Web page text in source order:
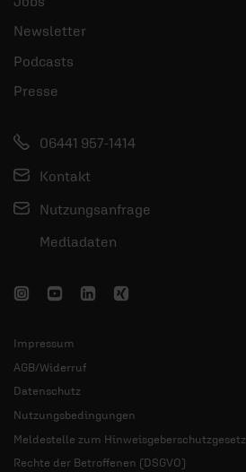
Newsletter
Podcasts
Presse
06441 957-1414
Kontakt
Nutzungsanfrage
Mediadaten
Impressum
AGB/Widerruf
Datenschutz
Nutzungsbedingungen
Meldestelle zum Hinweisgeberschutzgesetz
Rechte der Betroffenen (DSGVO)